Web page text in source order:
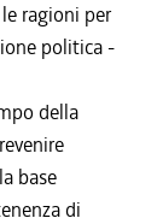
ragioni per
politica -
della
base
di